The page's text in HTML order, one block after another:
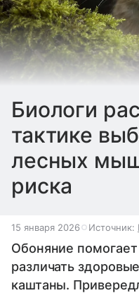
Биологи
тактике
лесных
риска
15 января 2026 Источник:
Обоняние
различать
каштаны.